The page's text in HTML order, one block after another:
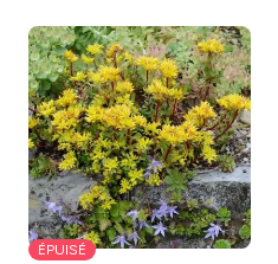
ÉPUISÉ